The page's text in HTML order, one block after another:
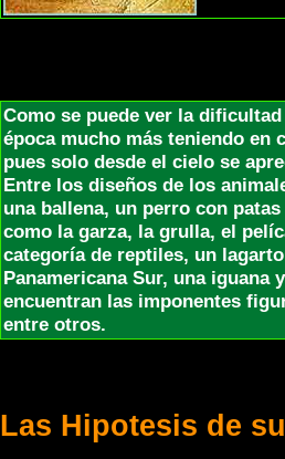
Como se puede ver la
época mucho más teniendo en
pues solo desde el cielo se
Entre los diseños de los
una ballena, un perro con
como la garza, la grulla, el
categoría de reptiles, un
Panamericana Sur, una iguana
encuentran las imponentes
entre otros.
Las Hipotesis de